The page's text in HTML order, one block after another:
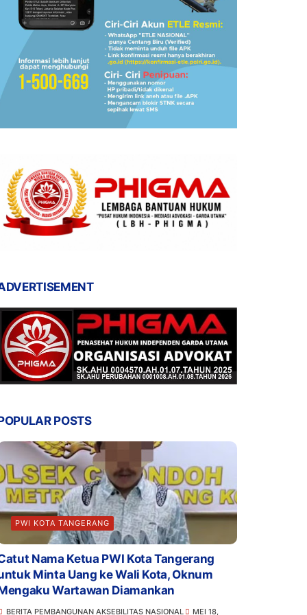
POSTS
PWI KOTA TANGERANG
Nama Ketua PWI Kota Tangerang
Minta Uang ke Wali Kota, Oknum
Wartawan Diamankan
BERITA PEMBANGUNAN AKSEBILITAS NASIONAL MEI 18,